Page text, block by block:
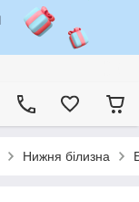
Нижня білизна